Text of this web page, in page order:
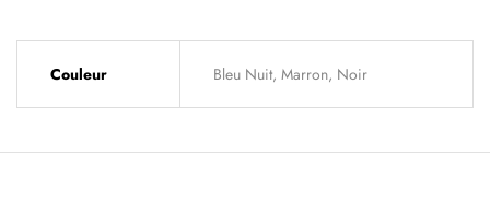
Couleur Bleu Nuit, Marron, Noir